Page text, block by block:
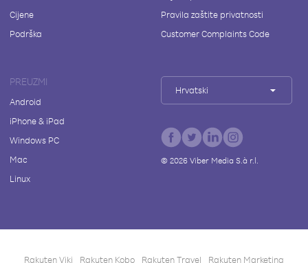
Cijene
Podrška
Pravila zaštite privatnosti
Customer Complaints Code
PREUZMI
Android
iPhone & iPad
Windows PC
Mac
Linux
Hrvatski
© 2026Viber Media S.à r.l.
Rakuten Viki Rakuten Kobo Rakuten Travel Rakuten Marketing